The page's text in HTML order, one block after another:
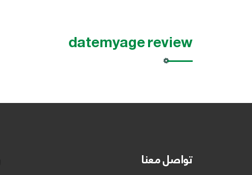
datemyage review
تواصل معنا